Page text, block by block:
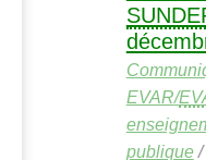
EVAR/
publique/